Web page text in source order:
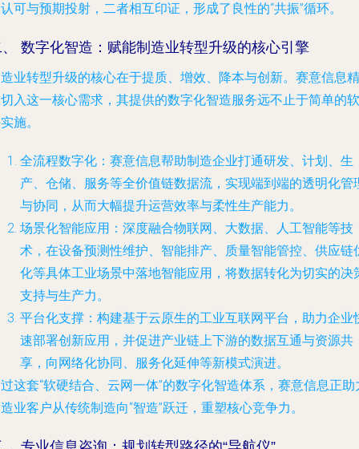
可与预期投射，二者相互印证，形成了良性的“共振”循环。
数字化智造：赋能制造业转型升级的核心引擎
业转型升级的核心在于提质、增效、降本与创新。赛意信息精
入这一核心需求，其提供的数字化智造服务远不止于简单的软
施。
全流程数字化 ：赛意信息帮助制造企业打通研发、计划、生
产、仓储、服务等全价值链数据流，实现端到端的透明化管
与协同，从而大幅提升运营效率与柔性生产能力。
场景化智能应用 ：深度融合物联网、大数据、人工智能等技
术，在设备预测性维护、智能排产、质量智能管控、供应链
化等具体工业场景中落地智能应用，将数据转化为切实的决
支持与生产力。
平台化支撑 ：构建基于云原生的工业互联网平台，助力企业
速部署创新应用，并促进产业链上下游的数据互通与资源共
享，向网络化协同、服务化延伸等新模式演进。
这套“软硬结合、云网一体”的数字化智造体系，赛意信息正助
业客户从传统制造向“智造”跃迁，重塑核心竞争力。